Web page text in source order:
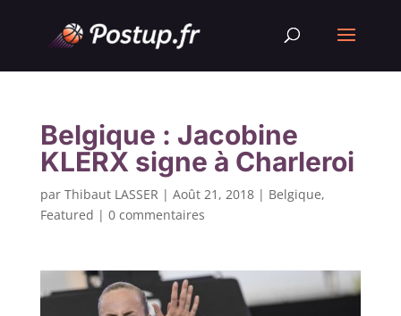
Belgique : Jacobine
KLERX signe à Charleroi
par Thibaut LASSER | Août 21, 2018| Belgique,
Featured | 0 commentaires